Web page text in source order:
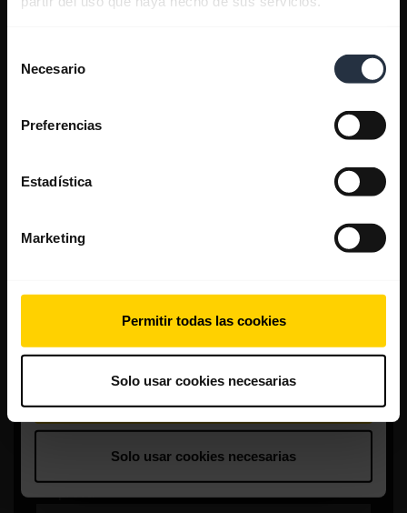
Necesario
Preferencias
Estadística
Marketing
Permitir todas las cookies
Solo usar cookies necesarias